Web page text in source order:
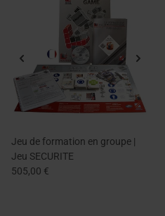
Jeu de formation en groupe |
Jeu SECURITE
505,00 €